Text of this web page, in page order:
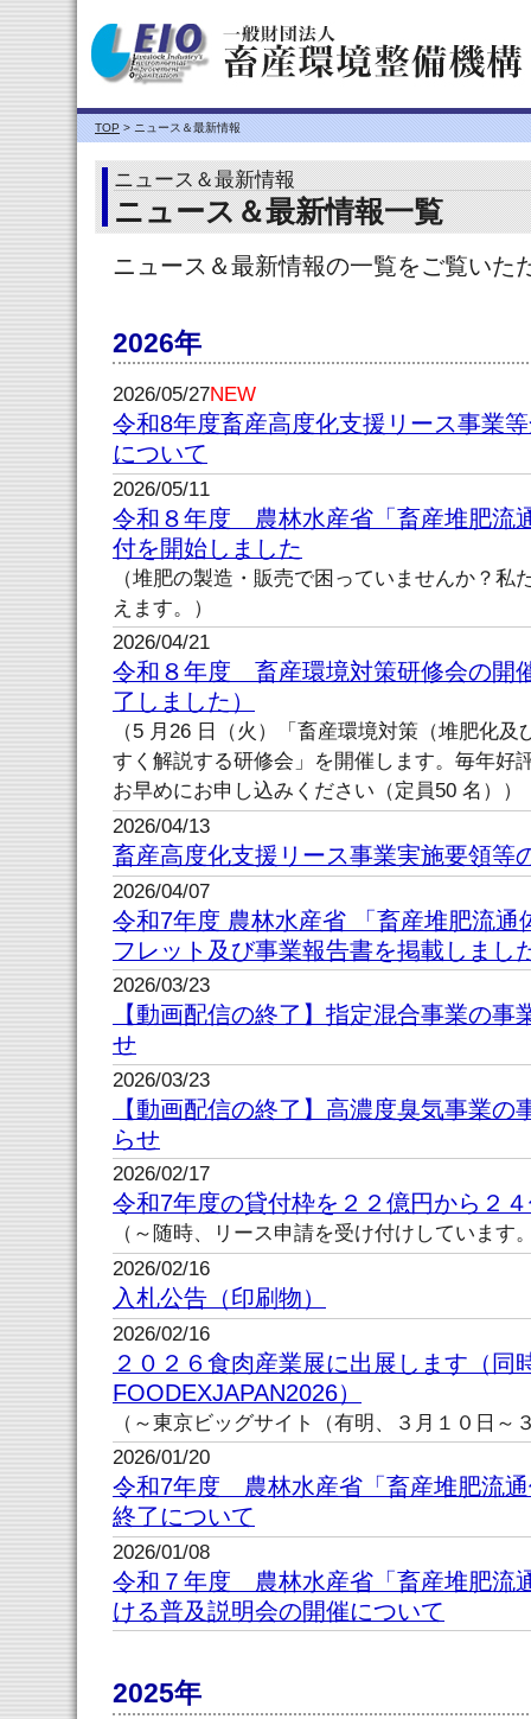
TOP > ニュース＆最新情報
ニュース＆最新情報
ニュース＆最新情報一覧
ニュース＆最新情報の一覧をご覧いた
2026年
2026/05/27NEW
令和8年度畜産高度化支援リース事業
について
2026/05/11
令和８年度 農林水産省「畜産堆肥流
付を開始しました
（堆肥の製造・販売で困っていませんか？私
えます。）
2026/04/21
令和８年度 畜産環境対策研修会の開
了しました）
（5 月26 日（火）「畜産環境対策（堆肥化
すく解説する研修会」を開催します。毎年好
お早めにお申し込みください（定員50 名））
2026/04/13
畜産高度化支援リース事業実施要領等
2026/04/07
令和7年度 農林水産省 「畜産堆肥流通
フレット及び事業報告書を掲載しまし
2026/03/23
【動画配信の終了】指定混合事業の事
せ
2026/03/23
【動画配信の終了】高濃度臭気事業の
らせ
2026/02/17
令和7年度の貸付枠を２２億円から２
（～随時、リース申請を受け付けしています
2026/02/16
入札公告（印刷物）
2026/02/16
２０２６食肉産業展に出展します（
FOODEXJAPAN2026）
（～東京ビッグサイト（有明、３月１０日～
2026/01/20
令和7年度 農林水産省「畜産堆肥流
終了について
2026/01/08
令和７年度 農林水産省「畜産堆肥流
ける普及説明会の開催について
2025年